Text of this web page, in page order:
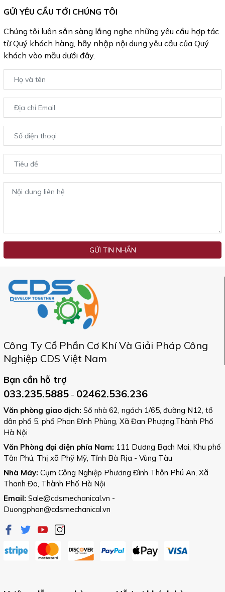
GỬI YÊU CẦU TỚI CHÚNG TÔI
Chúng tôi luôn sẵn sàng lắng nghe những yêu cầu hợp tác
từ Quý khách hàng, hãy nhập nội dung yêu cầu của Quý
khách vào mẫu dưới đây.
GỬI TIN NHẮN
Công Ty Cổ Phần Cơ Khí Và Giải Pháp Công
Nghiệp CDS Việt Nam
Bạn cần hỗ trợ
033.235.5885 - 02462.536.236
Văn phòng giao dịch: Số nhà 62, ngách 1/65, đường N12, tổ
dân phố 5, phố Phan Đình Phùng, Xã Đan Phượng,Thành Phố
Hà Nội
Văn Phòng đại diện phía Nam: 111 Dương Bạch Mai, Khu phố
Tân Phú, Thị xã Phỹ Mỹ, Tỉnh Bà Rịa - Vùng Tàu
Nhà Máy: Cụm Công Nghiệp Phương Đình Thôn Phú An, Xã
Thanh Đa, Thành Phố Hà Nội
Email: Sale@cdsmechanical.vn -
Duongphan@cdsmechanical.vn